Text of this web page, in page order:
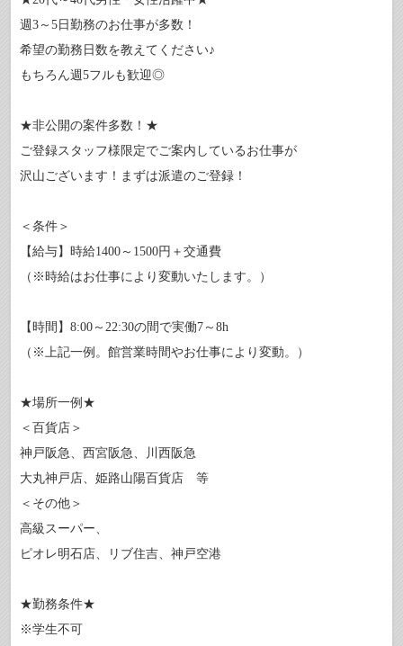
週3～5日勤務のお仕事が多数！
希望の勤務日数を教えてください♪
もちろん週5フルも歓迎◎
★非公開の案件多数！★
ご登録スタッフ様限定でご案内しているお仕事が
沢山ございます！まずは派遣のご登録！
＜条件＞
【給与】時給1400～1500円＋交通費
（※時給はお仕事により変動いたします。）
【時間】8:00～22:30の間で実働7～8h
（※上記一例。館営業時間やお仕事により変動。）
★場所一例★
＜百貨店＞
神戸阪急、西宮阪急、川西阪急
大丸神戸店、姫路山陽百貨店 等
＜その他＞
高級スーパー、
ピオレ明石店、リブ住吉、神戸空港
★勤務条件★
※学生不可